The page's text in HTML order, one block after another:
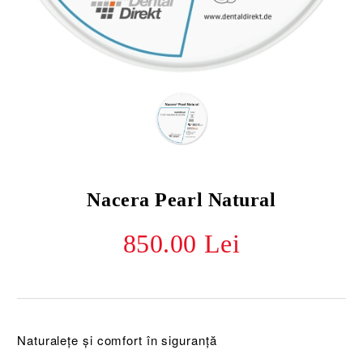
Nacera Pearl Natural
850.00 Lei
Naturalețe și comfort în siguranță